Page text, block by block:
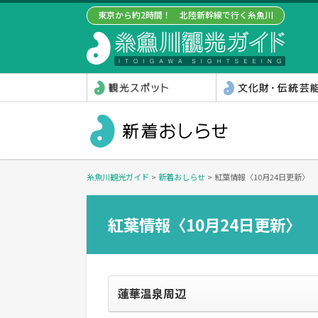
東京から約2時間！ 北陸新幹線で行く糸魚川
糸魚川観光ガイド >新着おしらせ > 紅葉情報〈10月24日更新〉
紅葉情報〈10月24日更新〉
蓮華温泉周辺